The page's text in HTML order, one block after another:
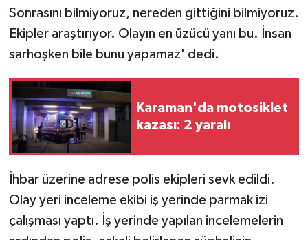
Sonrasını bilmiyoruz, nereden gittiğini bilmiyoruz.
Ekipler araştırıyor. Olayın en üzücü yanı bu. İnsan
sarhoşken bile bunu yapamaz' dedi.
Karaman'da motosiklet
kazası: 2 yaralı
İhbar üzerine adrese polis ekipleri sevk edildi.
Olay yeri inceleme ekibi iş yerinde parmak izi
çalışması yaptı. İş yerinde yapılan incelemelerin